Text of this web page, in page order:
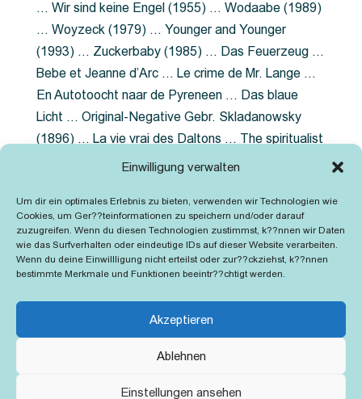
Einwilligung verwalten
Um dir ein optimales Erlebnis zu bieten, verwenden wir Technologien wie
Cookies, um Ger??teinformationen zu speichern und/oder darauf
zuzugreifen. Wenn du diesen Technologien zustimmst, k??nnen wir Daten
wie das Surfverhalten oder eindeutige IDs auf dieser Website verarbeiten.
Wenn du deine Einwillligung nicht erteilst oder zur??ckziehst, k??nnen
bestimmte Merkmale und Funktionen beeintr??chtigt werden.
Akzeptieren
Ablehnen
Einstellungen ansehen
… Wir sind keine Engel (1955) … Wodaabe (1989)
… Woyzeck (1979) … Younger and Younger
(1993) … Zuckerbaby (1985) … Das Feuerzeug …
Bebe et Jeanne d’Arc … Le crime de Mr. Lange …
En Autotoocht naar de Pyreneen … Das blaue
Licht … Original-Negative Gebr. Skladanowsky
(1896) … La vie vrai des Daltons … The spiritualist
photographer … Feuer im Fjord … The Song of the
Grubenlampe … Tolstoy … Grün ist die Heide …
Lady Hamilton … Mütter verzaget nicht …
Ruttmann Werbefilme